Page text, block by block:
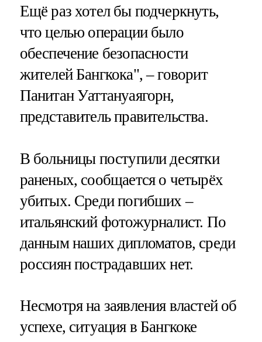
Ещё раз хотел бы подчеркнуть,
что целью операции было
обеспечение безопасности
жителей Бангкока", – говорит
Панитан Уаттануаягорн,
представитель правительства.
В больницы поступили десятки
раненых, сообщается о четырёх
убитых. Среди погибших –
итальянский фотожурналист. По
данным наших дипломатов, среди
россиян пострадавших нет.
Несмотря на заявления властей об
успехе, ситуация в Бангкоке